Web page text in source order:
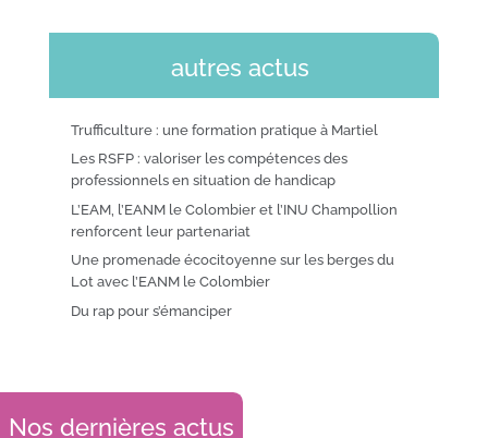
autres actus
Trufficulture : une formation pratique à Martiel
Les RSFP : valoriser les compétences des
professionnels en situation de handicap
L’EAM, l’EANM le Colombier et l’INU Champollion
renforcent leur partenariat
Une promenade écocitoyenne sur les berges du
Lot avec l’EANM le Colombier
Du rap pour s’émanciper
Nos dernières actus